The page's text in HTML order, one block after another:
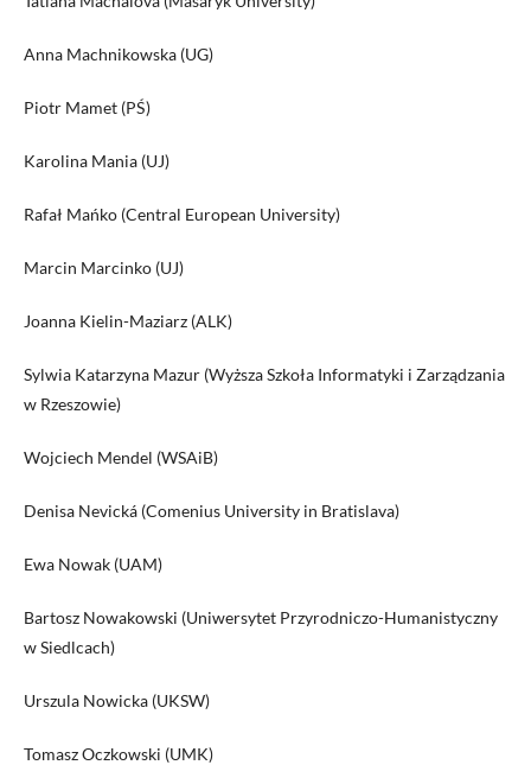
Anna Machnikowska (UG)
Piotr Mamet (PŚ)
Karolina Mania (UJ)
Rafał Mańko (Central European University)
Marcin Marcinko (UJ)
Joanna Kielin-Maziarz (ALK)
Sylwia Katarzyna Mazur (Wyższa Szkoła Informatyki i Zarządzania
w Rzeszowie)
Wojciech Mendel (WSAiB)
Denisa Nevická (Comenius University in Bratislava)
Ewa Nowak (UAM)
Bartosz Nowakowski (Uniwersytet Przyrodniczo-Humanistyczny
w Siedlcach)
Urszula Nowicka (UKSW)
Tomasz Oczkowski (UMK)